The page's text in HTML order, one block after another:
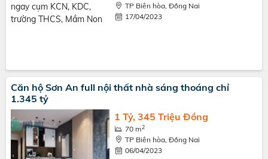
TP Biên hòa, Đồng Nai
17/04/2023
Căn hộ Sơn An full nội thất nhà sáng thoáng chỉ
1.345 tỷ
1 Tỷ, 345 Triệu Đồng
70 m2
TP Biên hòa, Đồng Nai
06/04/2023